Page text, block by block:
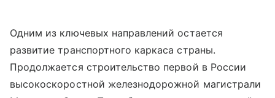
Одним из ключевых направлений остается
развитие транспортного каркаса страны.
Продолжается строительство первой в России
высокоскоростной железнодорожной магистрали